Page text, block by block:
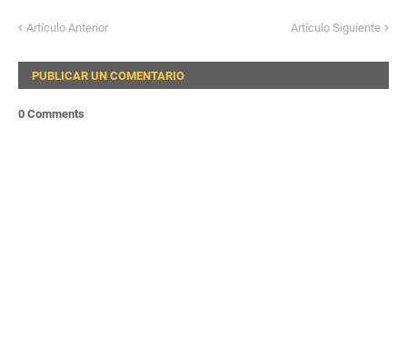
Artículo Anterior Artículo Siguiente
PUBLICAR UN COMENTARIO
0 Comments